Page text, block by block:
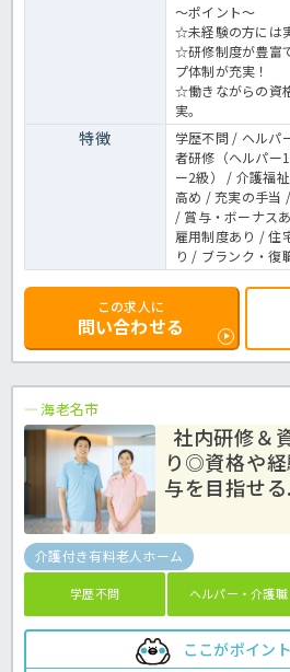
～ポイント～
☆未経験の方には
☆研修制度が豊富
プ体制が充実！
☆働きながらの資
実。
特徴
学歴不問 / ヘルパ
者研修（ヘルパー
ー2級） / 介護福
高め / 充実の手当
/ 賞与・ボーナス
雇用制度あり / 住
り / ブランク・復
この求人に
問い合わせる
海老名市
社内研修＆
り◎資格や
与を目指せ
介護付き有料老人ホーム
学歴不問 ヘルパー・介護職
ここがポイン